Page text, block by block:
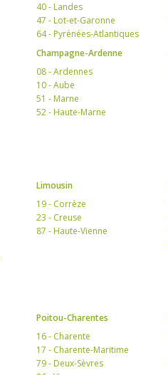
40 - Landes
47 - Lot-et-Garonne
64 - Pyrénées-Atlantiques
Champagne-Ardenne
08 - Ardennes
10 - Aube
51 - Marne
52 - Haute-Marne
Limousin
19 - Corrèze
23 - Creuse
87 - Haute-Vienne
Poitou-Charentes
16 - Charente
17 - Charente-Maritime
79 - Deux-Sèvres